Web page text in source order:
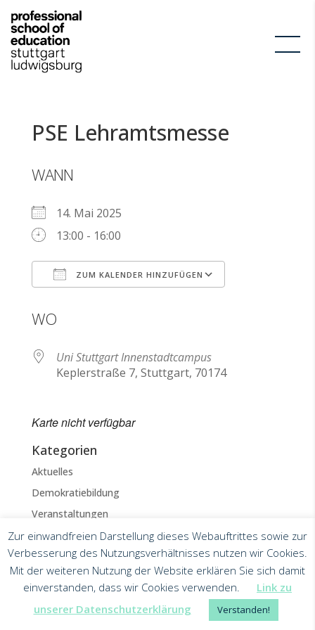
PSE Lehramtsmesse
WANN
14. Mai 2025
13:00 - 16:00
ZUM KALENDER HINZUFÜGEN
WO
Uni Stuttgart Innenstadtcampus
Keplerstraße 7, Stuttgart, 70174
Karte nicht verfügbar
Kategorien
Aktuelles
Demokratiebildung
Veranstaltungen
PSE auf BLUESKY
Zur einwandfreien Darstellung dieses Webauftrittes sowie zur
Verbesserung des Nutzungsverhältnisses nutzen wir Cookies.
Mit der weiteren Nutzung der Website erklären Sie sich damit
einverstanden, dass wir Cookies verwenden.
Link zu
unserer Datenschutzerklärung
Verstanden!